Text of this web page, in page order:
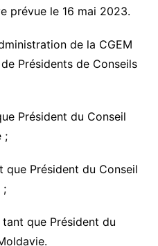
prévue le 16 mai 2023.
de la CGEM
Présidents de Conseils
Président du Conseil
;
que Président du Conseil
;
tant que Président du